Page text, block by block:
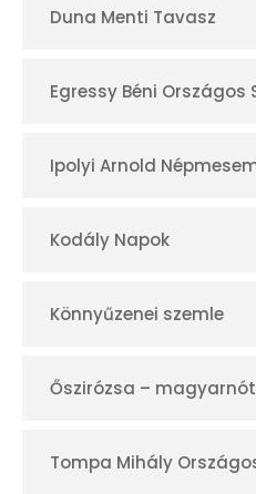
Duna Menti Tavasz
Egressy Béni
Ipolyi Arnold
Kodály Napok
Könnyűzenei szemle
Őszirózsa –
Tompa Mihály